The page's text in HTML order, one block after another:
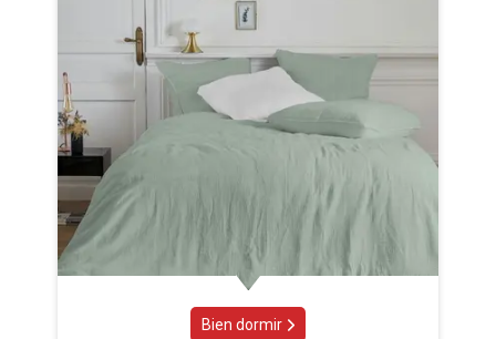
Bien dormir